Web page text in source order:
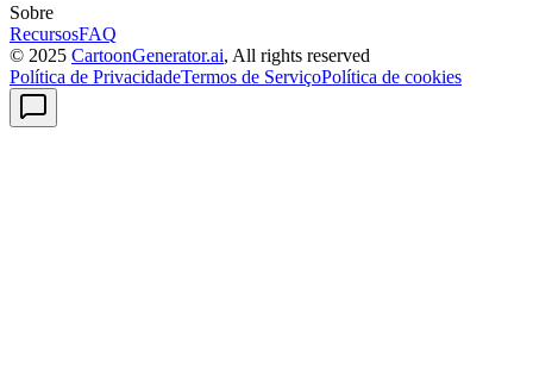
Sobre
RecursosFAQ
© 2025 CartoonGenerator.ai, All rights reserved
Política de PrivacidadeTermos de ServiçoPolítica de cookies